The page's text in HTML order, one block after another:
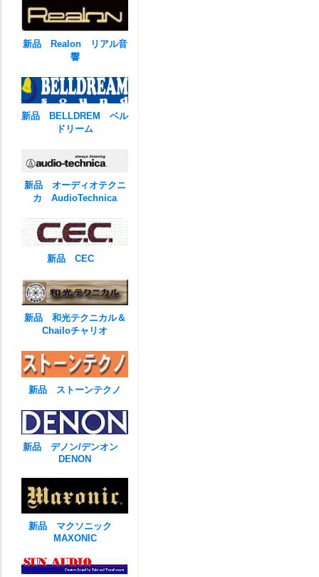
新品 Realon リアル音
響
新品 BELLDREM ベル
ドリーム
新品 オーディオテクニ
カ AudioTechnica
新品 CEC
新品 和光テクニカル＆
Chailoチャリオ
新品 ストーンテクノ
新品 デノン/デンオン
DENON
新品 マクソニック
MAXONIC